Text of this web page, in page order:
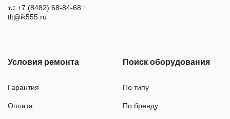
т.: +7 (8482) 68-84-68 /
tlt@ik555.ru
Условия ремонта
Гарантия
Оплата
Поиск оборудования
По типу
По бренду